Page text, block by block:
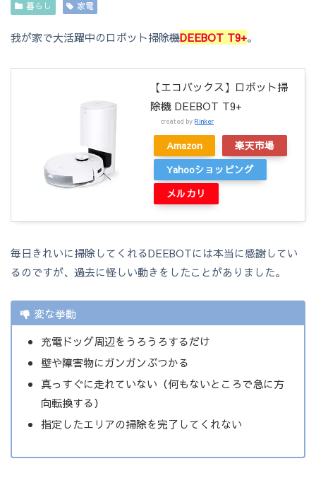
暮らし 家電
我が家で大活躍中のロボット掃除機DEEBOT T9+。
【エコバックス】ロボット掃
除機 DEEBOT T9+
created by Rinker
Amazon
楽天市場
Yahooショッピング
メルカリ
毎日きれいに掃除してくれるDEEBOTには本当に感謝してい
るのですが、過去に怪しい動きをしたことがありました。
変な挙動
充電ドッグ周辺をうろうろするだけ
壁や障害物にガンガンぶつかる
真っすぐに走れていない（何もないところで急に方
向転換する）
指定したエリアの掃除を完了してくれない